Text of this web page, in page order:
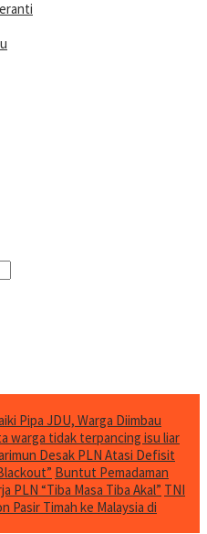
Pipa JDU, Warga Diimbau
warga tidak terpancing isu liar
Desak PLN Atasi Defisit
Buntut Pemadaman
PLN “Tiba Masa Tiba Akal” TNI
Pasir Timah ke Malaysia di